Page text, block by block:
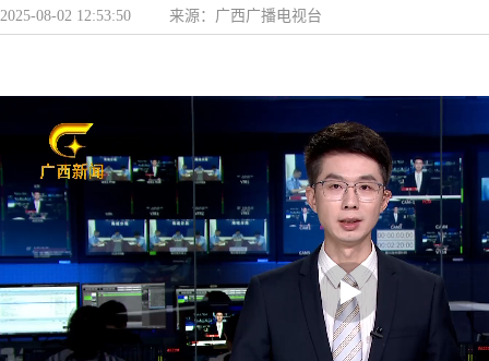
2025-08-02 12:53:50 来源： 广西广播电视台